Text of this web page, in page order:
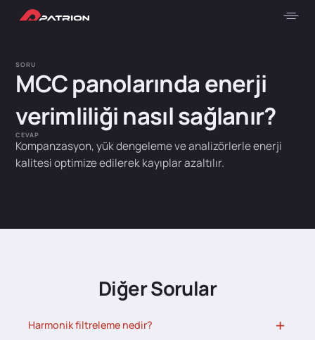
SORU
MCC panolarında enerji
verimliliği nasıl sağlanır?
CEVAP
Kompanzasyon, yük dengeleme ve analizörlerle enerji
kalitesi optimize edilerek kayıplar azaltılır.
Diğer Sorular
Harmonik filtreleme nedir?